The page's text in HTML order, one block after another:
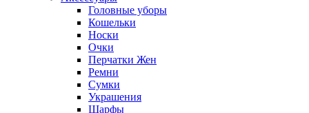
Головные уборы
Кошельки
Носки
Очки
Перчатки Жен
Ремни
Сумки
Украшения
Шарфы